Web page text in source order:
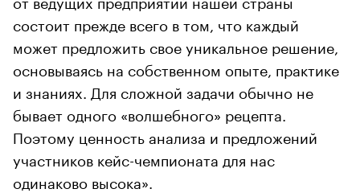
состоит прежде всего в том, что каждый
может предложить свое уникальное решение,
основываясь на собственном опыте, практике
и знаниях. Для сложной задачи обычно не
бывает одного «волшебного» рецепта.
Поэтому ценность анализа и предложений
участников кейс-чемпионата для нас
одинаково высока».